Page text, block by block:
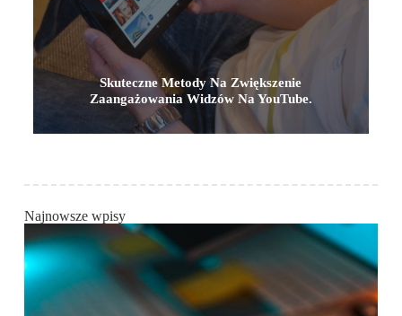
Skuteczne Metody Na Zwiększenie
Zaangażowania Widzów Na YouTube.
Najnowsze wpisy